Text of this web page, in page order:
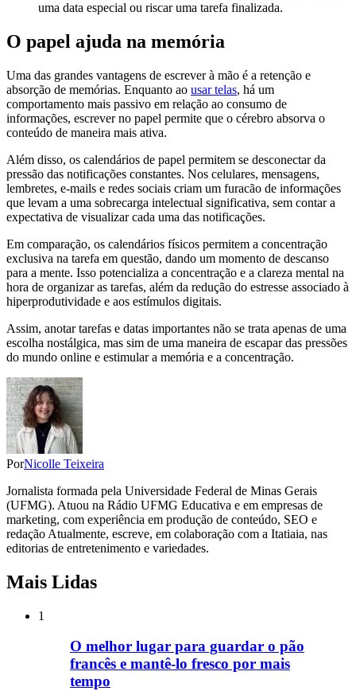
uma data especial ou riscar uma tarefa finalizada.
O papel ajuda na memória
Uma das grandes vantagens de escrever à mão é a retenção e
absorção de memórias. Enquanto ao usar telas, há um
comportamento mais passivo em relação ao consumo de
informações, escrever no papel permite que o cérebro absorva o
conteúdo de maneira mais ativa.
Além disso, os calendários de papel permitem se desconectar da
pressão das notificações constantes. Nos celulares, mensagens,
lembretes, e-mails e redes sociais criam um furacão de informações
que levam a uma sobrecarga intelectual significativa, sem contar a
expectativa de visualizar cada uma das notificações.
Em comparação, os calendários físicos permitem a concentração
exclusiva na tarefa em questão, dando um momento de descanso
para a mente. Isso potencializa a concentração e a clareza mental na
hora de organizar as tarefas, além da redução do estresse associado à
hiperprodutividade e aos estímulos digitais.
Assim, anotar tarefas e datas importantes não se trata apenas de uma
escolha nostálgica, mas sim de uma maneira de escapar das pressões
do mundo online e estimular a memória e a concentração.
PorNicolle Teixeira
Jornalista formada pela Universidade Federal de Minas Gerais
(UFMG). Atuou na Rádio UFMG Educativa e em empresas de
marketing, com experiência em produção de conteúdo, SEO e
redação Atualmente, escreve, em colaboração com a Itatiaia, nas
editorias de entretenimento e variedades.
Mais Lidas
1
O melhor lugar para guardar o pão
francês e mantê-lo fresco por mais
tempo